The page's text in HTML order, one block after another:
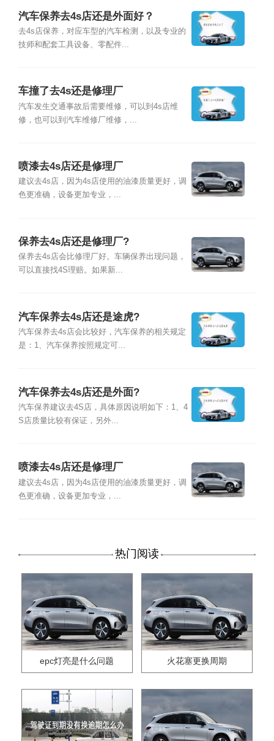
汽车保养去4s店还是外面好？
去4s店保养，对应车型的汽车检测，以及专业的
技师和配套工具设备、零配件...
车撞了去4s还是修理厂
汽车发生交通事故后需要维修，可以到4s店维
修，也可以到汽车维修厂维修，...
喷漆去4s店还是修理厂
建议去4s店，因为4s店使用的油漆质量更好，调
色更准确，设备更加专业，...
保养去4s店还是修理厂?
保养去4s店会比修理厂好。车辆保养出现问题，
可以直接找4S理赔。如果新...
汽车保养去4s店还是途虎?
汽车保养去4s店会比较好，汽车保养的相关规定
是：1、汽车保养按照规定可...
汽车保养去4s店还是外面?
汽车保养建议去4S店，具体原因说明如下：1、4
S店质量比较有保证，另外...
喷漆去4s店还是修理厂
建议去4s店，因为4s店使用的油漆质量更好，调
色更准确，设备更加专业，...
热门阅读
epc灯亮是什么问题 火花塞更换周期